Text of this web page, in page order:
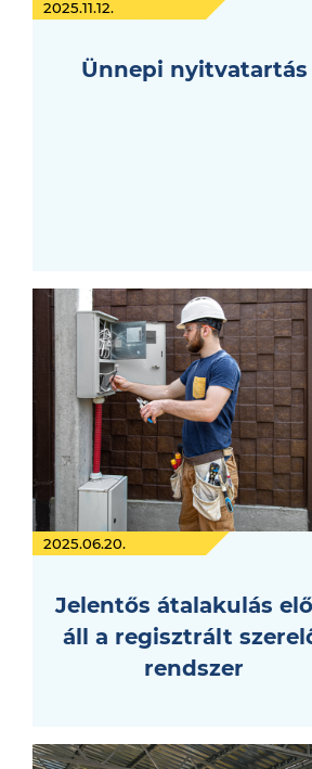
2025.11.12.
Ünnepi nyitvatartás
2025.06.20.
Jelentős átalakulás
áll a regisztrált
rendszer